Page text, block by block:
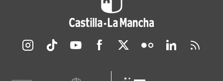
Redes sociales JCCM